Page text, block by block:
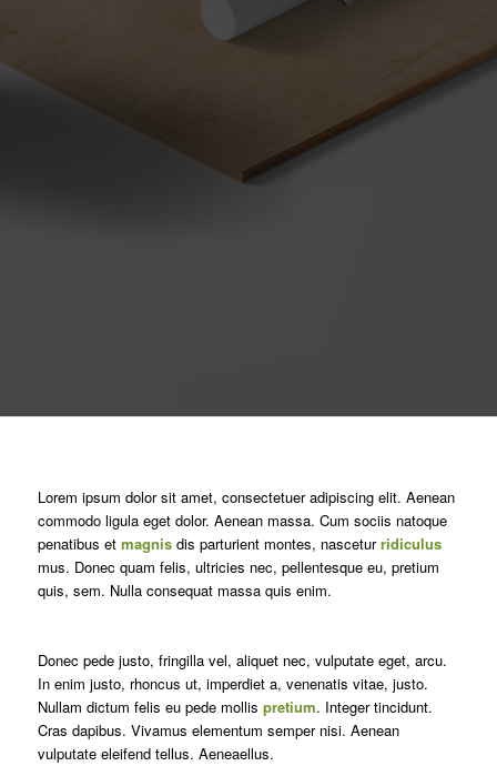
Lorem ipsum dolor sit amet, consectetuer adipiscing elit. Aenean
commodo ligula eget dolor. Aenean massa. Cum sociis natoque
penatibus et magnisdis parturient montes, nasceturridiculus
mus. Donec quam felis, ultricies nec, pellentesque eu, pretium
quis, sem. Nulla consequat massa quis enim.
Donec pede justo, fringilla vel, aliquet nec, vulputate eget, arcu.
In enim justo, rhoncus ut, imperdiet a, venenatis vitae, justo.
Nullam dictum felis eu pede mollis pretium. Integer tincidunt.
Cras dapibus. Vivamus elementum semper nisi. Aenean
vulputate eleifend tellus. Aeneaellus.